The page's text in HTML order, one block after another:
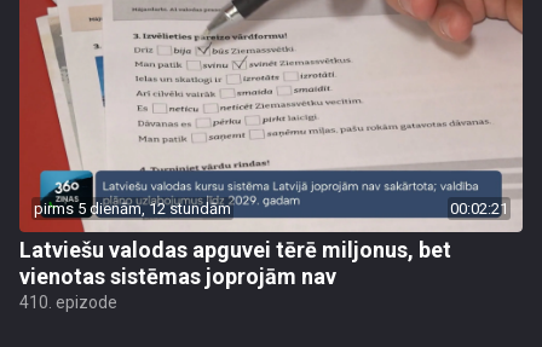
pirms 5 dienām, 12 stundām 00:02:21
Latviešu valodas apguvei tērē miljonus, bet
vienotas sistēmas joprojām nav
410. epizode